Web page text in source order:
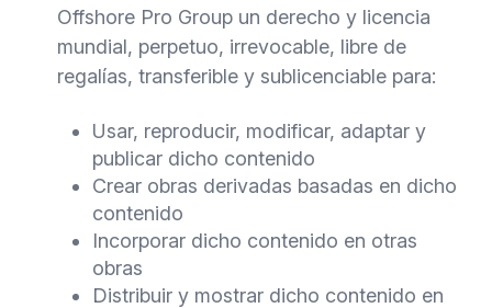
Offshore Pro Group un derecho y licencia
mundial, perpetuo, irrevocable, libre de
regalías, transferible y sublicenciable para:
Usar, reproducir, modificar, adaptar y
publicar dicho contenido
Crear obras derivadas basadas en dicho
contenido
Incorporar dicho contenido en otras
obras
Distribuir y mostrar dicho contenido en